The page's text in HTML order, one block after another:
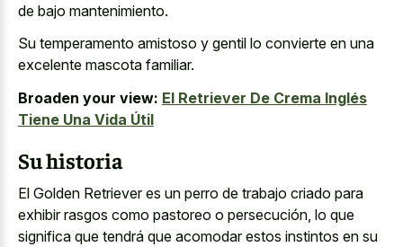
de bajo mantenimiento.
Su temperamento amistoso y gentil lo convierte en una
excelente mascota familiar.
Broaden your view: El Retriever De Crema Inglés
Tiene Una Vida Útil
Su historia
El Golden Retriever es un perro de trabajo criado para
exhibir rasgos como pastoreo o persecución, lo que
significa que tendrá que acomodar estos instintos en su